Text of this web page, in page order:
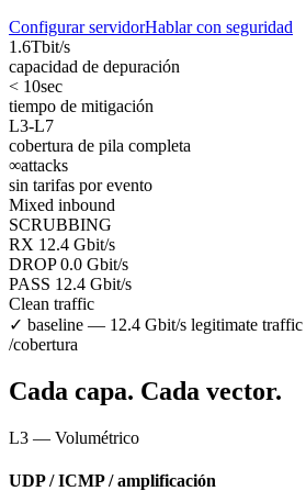
Configurar servidorHablar con seguridad
1.6Tbit/s
capacidad de depuración
< 10sec
tiempo de mitigación
L3-L7
cobertura de pila completa
∞attacks
sin tarifas por evento
Mixed inbound
SCRUBBING
RX 12.4 Gbit/s
DROP 0.0 Gbit/s
PASS 12.4 Gbit/s
Clean traffic
✓ baseline — 12.4 Gbit/s legitimate traffic
/cobertura
Cada capa. Cada vector.
L3 — Volumétrico
UDP / ICMP / amplificación